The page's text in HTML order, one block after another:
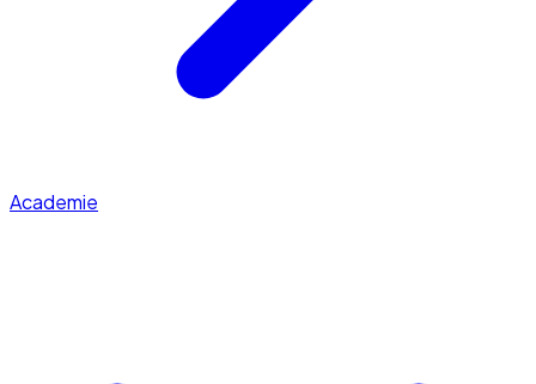
Academie